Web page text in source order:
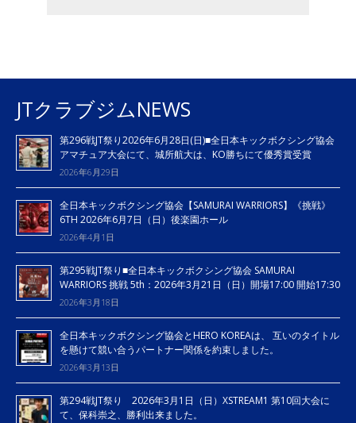
JTクラブジムNEWS
第296戦JT祭り2026年6月28日(日)■全日本キックボクシング協会
アマチュア大会にて、城所航大は、KO勝ちにて優秀賞受賞
2026年6月29日
全日本キックボクシング協会【SAMURAI WARRIORS】《挑戦》
6TH 2026年6月7日（日）後楽園ホール
2026年4月1日
第295戦JT祭り■全日本キックボクシング協会 SAMURAI
WARRIORS 挑戦 5th：2026年3月21日（日）開場17:00 開始17:30
2026年3月18日
全日本キックボクシング協会とHERO KOREAは、 互いのタイトル
を懸けて競い合うパートナー関係を約束しました。
2026年3月13日
第294戦JT祭り 2026年3月1日（日）XSTREAM1 第10回大会に
て、保科崇之、勝利出来ました。